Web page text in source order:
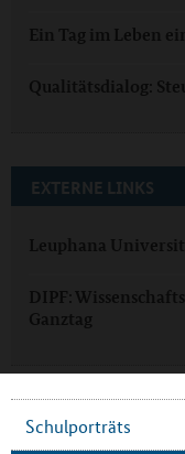
Ein Tag im Leben
Qualitätsdialog:
EXTERNE LINKS
Leuphana
DIPF:
Ganztag
Schulporträts